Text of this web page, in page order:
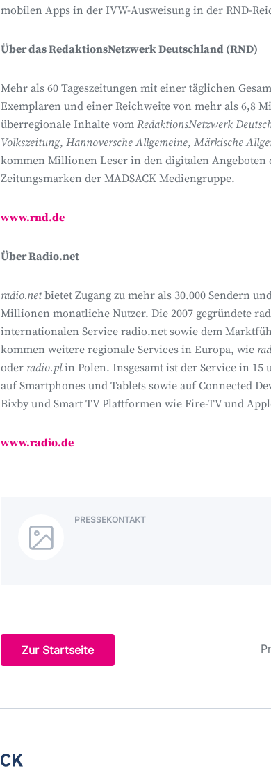
mobilen Apps in der IVW-Ausweisung in der RND-
Über das RedaktionsNetzwerk Deutschland (RND)
Mehr als 60 Tageszeitungen mit einer täglichen
Exemplaren und einer Reichweite von mehr als 6,8
überregionale Inhalte vom RedaktionsNetzwerk
Volkszeitung, Hannoversche Allgemeine, Märkische
kommen Millionen Leser in den digitalen Angeboten
Zeitungsmarken der MADSACK Mediengruppe.
www.rnd.de
Über Radio.net
radio.netbietet Zugang zu mehr als 30.000 Sendern
Millionen monatliche Nutzer. Die 2007 gegründete
internationalen Service radio.net sowie dem
kommen weitere regionale Services in Europa, wie
oder radio.plin Polen. Insgesamt ist der Service in
auf Smartphones und Tablets sowie auf Connected
Bixby und Smart TV Plattformen wie Fire-TV und
www.radio.de
PRESSEKONTAKT
Zur Startseite